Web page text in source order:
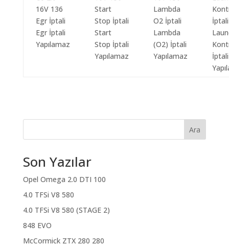
Egr İptali
Yapılamaz
Start
Stop İptali
Yapılamaz
Lambda
(O2) İptali
Yapılamaz
İptali
Ara
Son Yazılar
Opel Omega 2.0 DTI 100
4.0 TFSi V8 580
4.0 TFSi V8 580 (STAGE 2)
848 EVO
McCormick ZTX 280 280